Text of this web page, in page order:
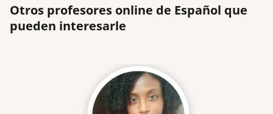
Otros profesores online de Español que
pueden interesarle